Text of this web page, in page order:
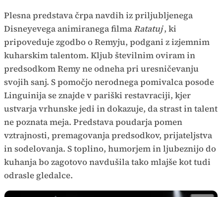
Plesna predstava črpa navdih iz priljubljenega
Disneyevega animiranega filmaRatatuj, ki
pripoveduje zgodbo o Remyju, podgani z izjemnim
kuharskim talentom. Kljub številnim oviram in
predsodkom Remy ne odneha pri uresničevanju
svojih sanj. S pomočjo nerodnega pomivalca posode
Linguinija se znajde v pariški restavraciji, kjer
ustvarja vrhunske jedi in dokazuje, da strast in talent
ne poznata meja. Predstava poudarja pomen
vztrajnosti, premagovanja predsodkov, prijateljstva
in sodelovanja. S toplino, humorjem in ljubeznijo do
kuhanja bo zagotovo navdušila tako mlajše kot tudi
odrasle gledalce.